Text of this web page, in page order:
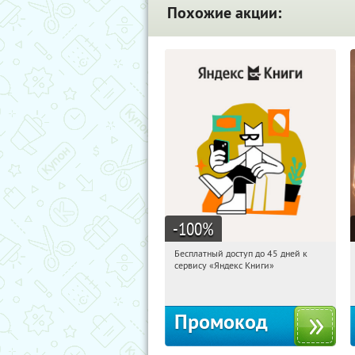
Похожие акции:
-100%
09:42:33
Получи первым!
Бесплатный доступ до 45 дней к
сервису «Яндекс Книги»
Промокод